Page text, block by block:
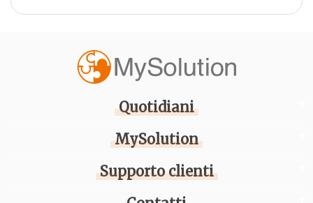
Quotidiani
MySolution
Supporto clienti